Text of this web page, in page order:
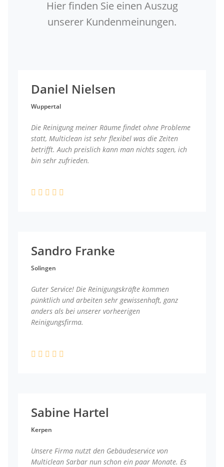
Hier finden Sie einen Auszug
unserer Kundenmeinungen.
Daniel Nielsen
Wuppertal
Die Reinigung meiner Räume findet ohne Probleme
statt, Multiclean ist sehr flexibel was die Zeiten
betrifft. Auch preislich kann man nichts sagen, ich
bin sehr zufrieden.
Sandro Franke
Solingen
Guter Service! Die Reinigungskräfte kommen
pünktlich und arbeiten sehr gewissenhaft, ganz
anders als bei unserer vorheerigen
Reinigungsfirma.
Sabine Hartel
Kerpen
Unsere Firma nutzt den Gebäudeservice von
Multiclean Sarbar nun schon ein paar Monate. Es